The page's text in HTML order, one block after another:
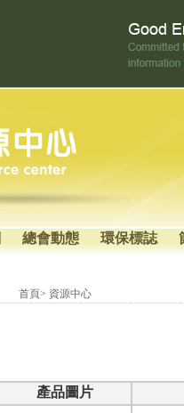
總會動態 環保標誌
首頁> 資源中心
產品圖片